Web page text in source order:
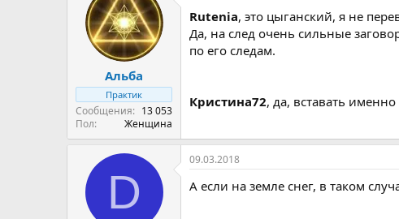
и
и
:
Альба
Практик
Сообщения
13 053
Пол
Женщина
Rutenia, это цыганский, я не
Да, на след очень сильные
по его следам.
Кристина72, да, вставать
D
09.03.2018
А если на земле снег, в таком